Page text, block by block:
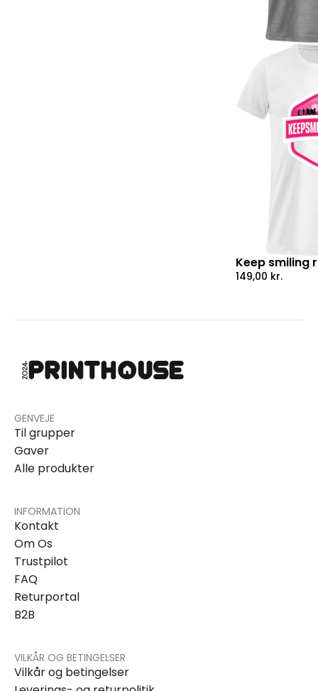
Keep smiling
149,00 kr.
GENVEJE
Til grupper
Gaver
Alle produkter
INFORMATION
Kontakt
Om Os
Trustpilot
FAQ
Returportal
B2B
VILKÅR OG BETINGELSER
Vilkår og betingelser